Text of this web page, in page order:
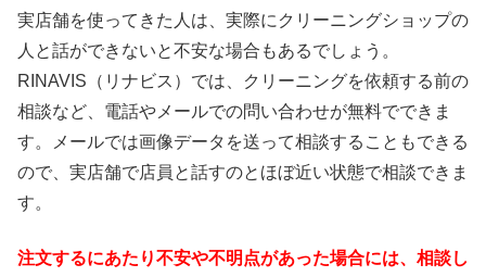
実店舗を使ってきた人は、実際にクリーニングショップの
人と話ができないと不安な場合もあるでしょう。
RINAVIS（リナビス）では、クリーニングを依頼する前の
相談など、電話やメールでの問い合わせが無料でできま
す。メールでは画像データを送って相談することもできる
ので、実店舗で店員と話すのとほぼ近い状態で相談できま
す。
注文するにあたり不安や不明点があった場合には、相談し